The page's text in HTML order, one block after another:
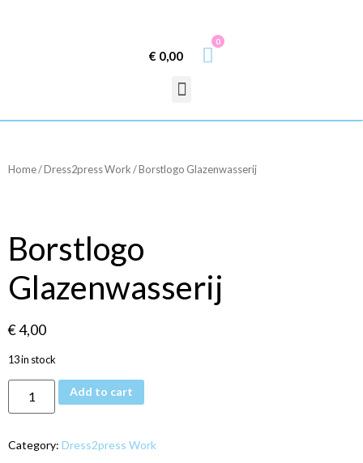
€ 0,00
0
Home/Dress2press Work/ Borstlogo Glazenwasserij
Borstlogo
Glazenwasserij
€4,00
13 in stock
Add to cart
Category: Dress2press Work